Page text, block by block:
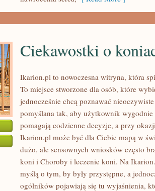
Ciekawostki o
Ikarion.pl to nowoczesna witryna, która
To miejsce stworzone dla osób, które
jednocześnie chcą poznawać
pomyślana tak, aby użytkownik wygodnie
pomagają codzienne decyzje, a przy
Ikarion.pl może być dla Ciebie mapą w
dużo, ale sensownych wniosków często
koni i Choroby i leczenie koni. Na
myślą o tym, by były przystępne, a
ogólników pojawiają się tu wyjaśnienia,